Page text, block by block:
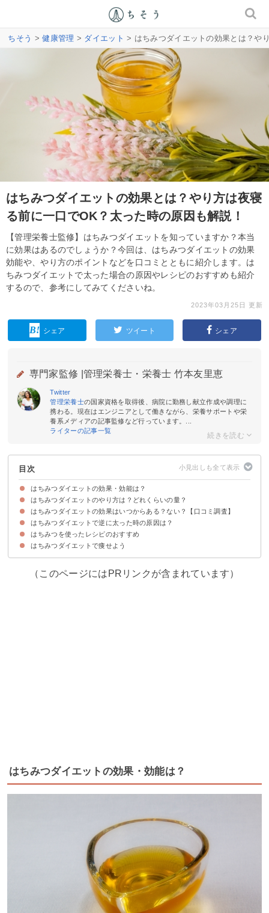
ちそう >健康管理 > ダイエット > はちみつダイエットの効果とは？や
はちみつダイエットの効果とは？やり方は夜寝
る前に一口でOK？太った時の原因も解説！
【管理栄養士監修】はちみつダイエットを知っていますか？本当
に効果はあるのでしょうか？今回は、はちみつダイエットの効果
効能や、やり方のポイントなどを口コミとともに紹介します。は
ちみつダイエットで太った場合の原因やレシピのおすすめも紹介
するので、参考にしてみてくださいね。
2023年03月25日 更新
シェア ツイート シェア
専門家監修 | 管理栄養士・栄養士 竹本友里恵
Twitter
管理栄養士の国家資格を取得後、病院に勤務し献立作成や調理に
携わる。現在はエンジニアとして働きながら、栄養サポートや栄
養系メディアの記事監修など行っています。...
ライターの記事一覧
目次
はちみつダイエットの効果・効能は？
①脂肪を燃焼する
②質のいい睡眠になる
③便秘・むくみを防ぐ
④美肌効果
はちみつダイエットのやり方は？どれくらいの量？
寝る前に大さじ1杯のはちみつを食べる
生はちみつをそのまま食べるのがおすすめ
はちみつダイエットの効果はいつからある？ない？【口コミ調査】
はちみつダイエットで痩せた人の口コミ
はちみつダイエットの効果がない人の口コミ
はちみつダイエットで逆に太った時の原因は？
①はちみつを食べる時にカフェイン・糖質を一緒に摂っている
②食事制限のみで運動をしていない
③はちみつを食べ過ぎている
はちみつを使ったレシピのおすすめ
レモンのはちみつ漬け
はちみつ生姜ミルクティー
バナナのはちみつシナモン焼き
はちみつホットミルク
はちみつダイエットで痩せよう
（このページにはPRリンクが含まれています）
はちみつダイエットの効果・効能は？